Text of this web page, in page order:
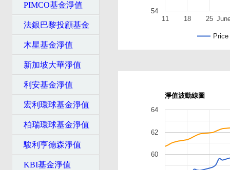
PIMCO基金淨值
法銀巴黎投顧基金
木星基金淨值
新加坡大華淨值
利安基金淨值
宏利環球基金淨值
柏瑞環球基金淨值
駿利亨德森淨值
KBI基金淨值
Price
11 18 25
54
淨值波動線圖
60
62
64